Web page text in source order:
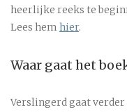
heerlijke reeks te
Lees hem hier.
Waar gaat het
Verslingerd gaat